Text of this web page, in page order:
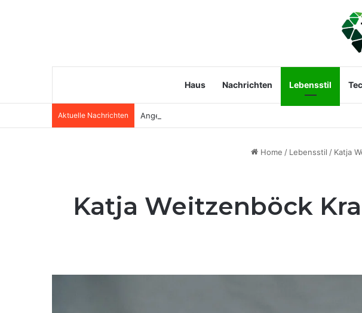
Haus Nachrichten Lebensstil
Aktuelle Nachrichten Angela van Brakel Ehemann: Wer ist der Mann an ihrer
Home / Lebensstil / Katja
Katja Weitzenböck